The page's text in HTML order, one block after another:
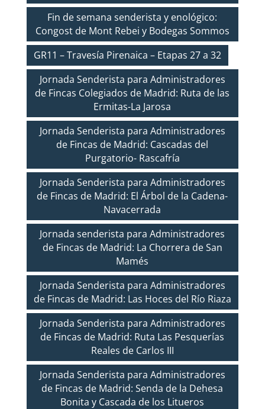
Fin de semana senderista y enológico:
Congost de Mont Rebei y Bodegas Sommos
GR11 – Travesía Pirenaica – Etapas 27 a 32
Jornada Senderista para Administradores
de Fincas Colegiados de Madrid: Ruta de las
Ermitas-La Jarosa
Jornada Senderista para Administradores
de Fincas de Madrid: Cascadas del
Purgatorio- Rascafría
Jornada Senderista para Administradores
de Fincas de Madrid: El Árbol de la Cadena-
Navacerrada
Jornada senderista para Administradores
de Fincas de Madrid: La Chorrera de San
Mamés
Jornada Senderista para Administradores
de Fincas de Madrid: Las Hoces del Río Riaza
Jornada Senderista para Administradores
de Fincas de Madrid: Ruta Las Pesquerías
Reales de Carlos III
Jornada Senderista para Administradores
de Fincas de Madrid: Senda de la Dehesa
Bonita y Cascada de los Litueros